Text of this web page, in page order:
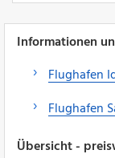
Informationen
Flughafen
Flughafen
Übersicht -